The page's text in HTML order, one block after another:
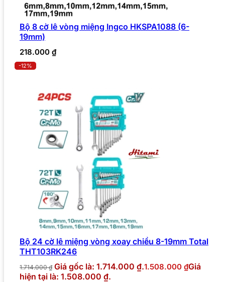
Bộ 8 cờ lê vòng miệng Ingco HKSPA1088 (6-
19mm)
218.000 ₫
-12%
Bộ 24 cờ lê miệng vòng xoay chiều 8-19mm Total
THT103RK246
1.714.000₫ Giá gốc là: 1.714.000 ₫.1.508.000 ₫Giá
hiện tại là: 1.508.000 ₫.